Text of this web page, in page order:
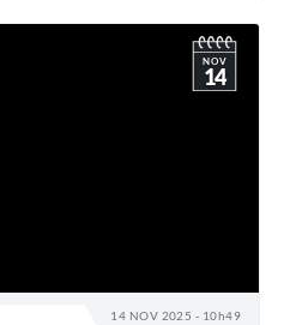
14 NOV 2025 - 10h49
NOV
14